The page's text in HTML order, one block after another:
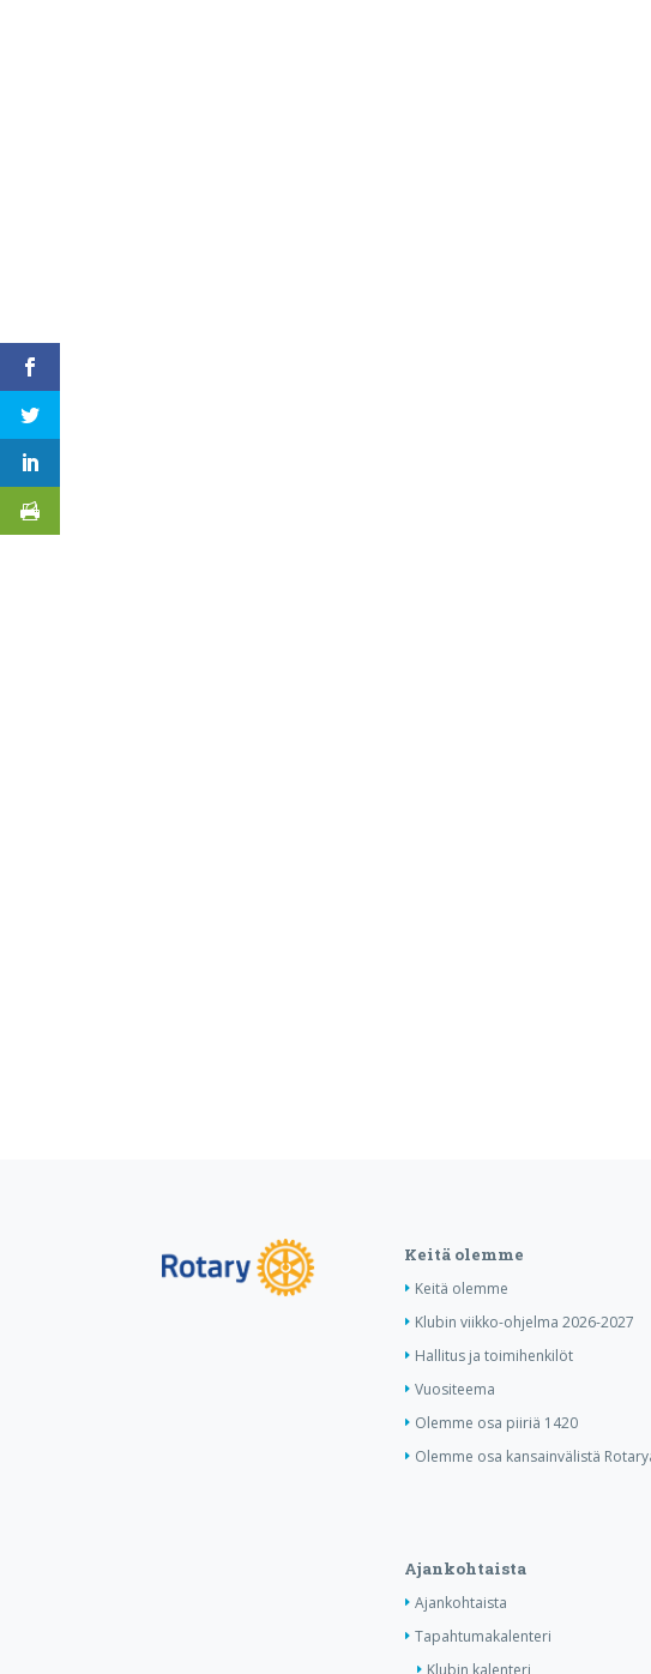
Keitä olemme
Keitä olemme
Klubin viikko-ohjelma 2026-2027
Hallitus ja toimihenkilöt
Vuositeema
Olemme osa piiriä 1420
Olemme osa kansainvälistä
Ajankohtaista
Ajankohtaista
Tapahtumakalenteri
Klubin kalenteri